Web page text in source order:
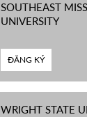
SOUTHEAST
UNIVERSITY
ĐĂNG KÝ
WRIGHT STATE